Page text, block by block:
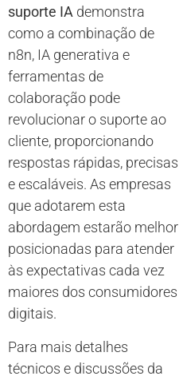
suporte IA demonstra
como a combinação de
n8n, IA generativa e
ferramentas de
colaboração pode
revolucionar o suporte ao
cliente, proporcionando
respostas rápidas, precisas
e escaláveis. As empresas
que adotarem esta
abordagem estarão melhor
posicionadas para atender
às expectativas cada vez
maiores dos consumidores
digitais.
Para mais detalhes
técnicos e discussões da